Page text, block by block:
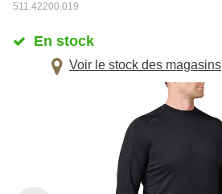
511.42200.019
En stock
Voir le stock des magasins